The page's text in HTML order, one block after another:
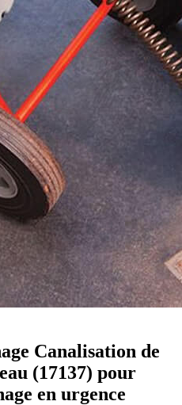
Canalisation de
(17137) pour
en urgence